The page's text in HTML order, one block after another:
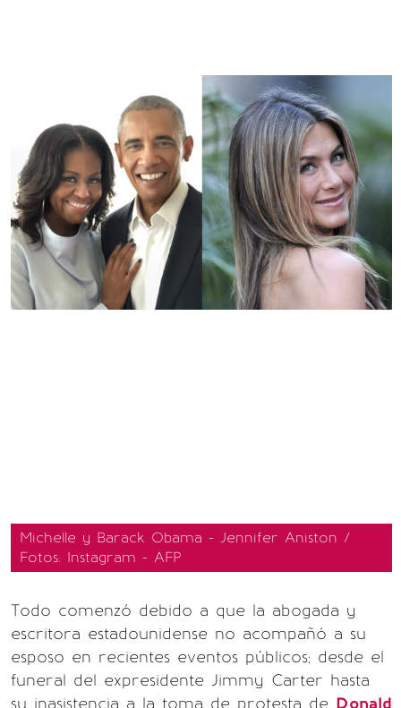
Michelle y Barack Obama - Jennifer Aniston /
Fotos: Instagram - AFP
Todo comenzó debido a que la abogada y
escritora estadounidense no acompañó a su
esposo en recientes eventos públicos; desde el
funeral del expresidente Jimmy Carter hasta
su inasistencia a la toma de protesta de Donald